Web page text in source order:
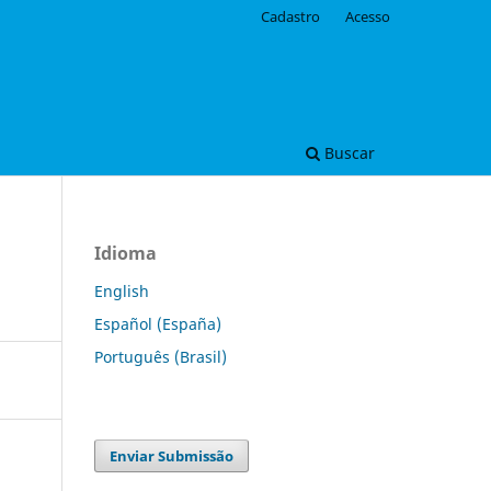
Buscar
Cadastro Acesso
Idioma
English
Español (España)
Português (Brasil)
Enviar Submissão